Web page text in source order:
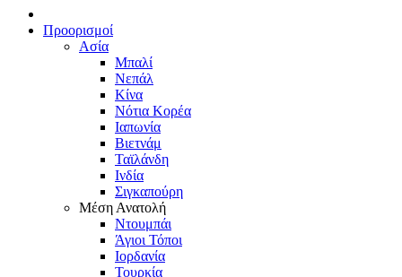
Προορισμοί
Ασία
Μπαλί
Νεπάλ
Κίνα
Νότια Κορέα
Ιαπωνία
Βιετνάμ
Ταϊλάνδη
Ινδία
Σιγκαπούρη
Μέση Ανατολή
Ντουμπάι
Άγιοι Τόποι
Ιορδανία
Τουρκία